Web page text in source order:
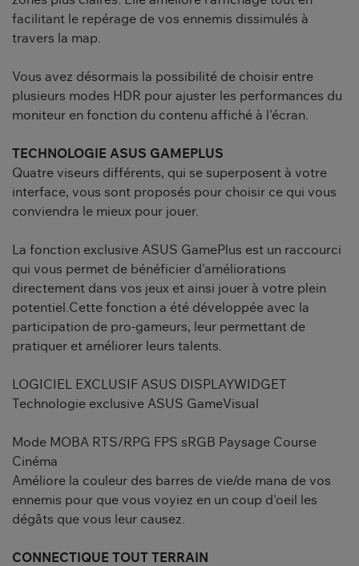
facilitant le repérage de vos ennemis dissimulés à
travers la map.
Vous avez désormais la possibilité de choisir entre
plusieurs modes HDR pour ajuster les performances du
moniteur en fonction du contenu affiché à l'écran.
TECHNOLOGIE ASUS GAMEPLUS
Quatre viseurs différents, qui se superposent à votre
interface, vous sont proposés pour choisir ce qui vous
conviendra le mieux pour jouer.
La fonction exclusive ASUS GamePlus est un raccourci
qui vous permet de bénéficier d'améliorations
directement dans vos jeux et ainsi jouer à votre plein
potentiel.Cette fonction a été développée avec la
participation de pro-gameurs, leur permettant de
pratiquer et améliorer leurs talents.
LOGICIEL EXCLUSIF ASUS DISPLAYWIDGET
Technologie exclusive ASUS GameVisual
Mode MOBA RTS/RPG FPS sRGB Paysage Course
Cinéma
Améliore la couleur des barres de vie/de mana de vos
ennemis pour que vous voyiez en un coup d'oeil les
dégâts que vous leur causez.
CONNECTIQUE TOUT TERRAIN